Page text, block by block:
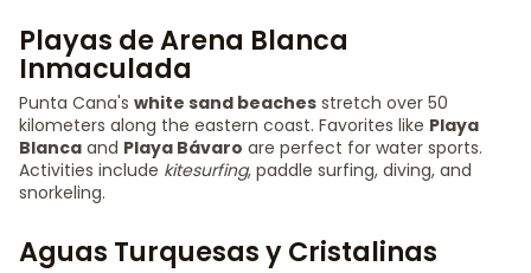
Playas de Arena Blanca
Inmaculada
Punta Cana's white sand beaches stretch over 50
kilometers along the eastern coast. Favorites like Playa
Blanca and Playa Bávaro are perfect for water sports.
Activities include kitesurfing, paddle surfing, diving, and
snorkeling.
Aguas Turquesas y Cristalinas